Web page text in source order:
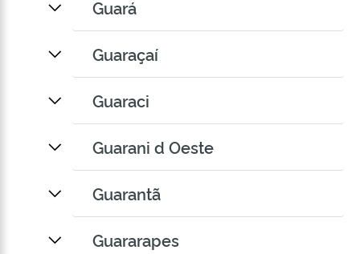
Guará
Guaraçaí
Guaraci
Guarani d Oeste
Guarantã
Guararapes